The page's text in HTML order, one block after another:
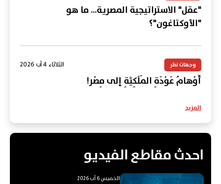
"عقل" الاستراتيجية المصرية... ما هو
"الأوكتاغون"؟
وجهات نظر الثلاثاء 4 آب 2026
أَوْهامُ عَوْدَةِ المَلَكِيَّةِ إلى مِصْر!
المزيد
احدث مقاطع الفيديو
الخميس 6 آب 2026